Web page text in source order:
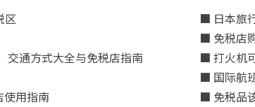
区
交通方式大全与免税店指南
使用指南
■ 日本旅
■ 免税店
■ 打火机
■ 国际航
■ 免税品